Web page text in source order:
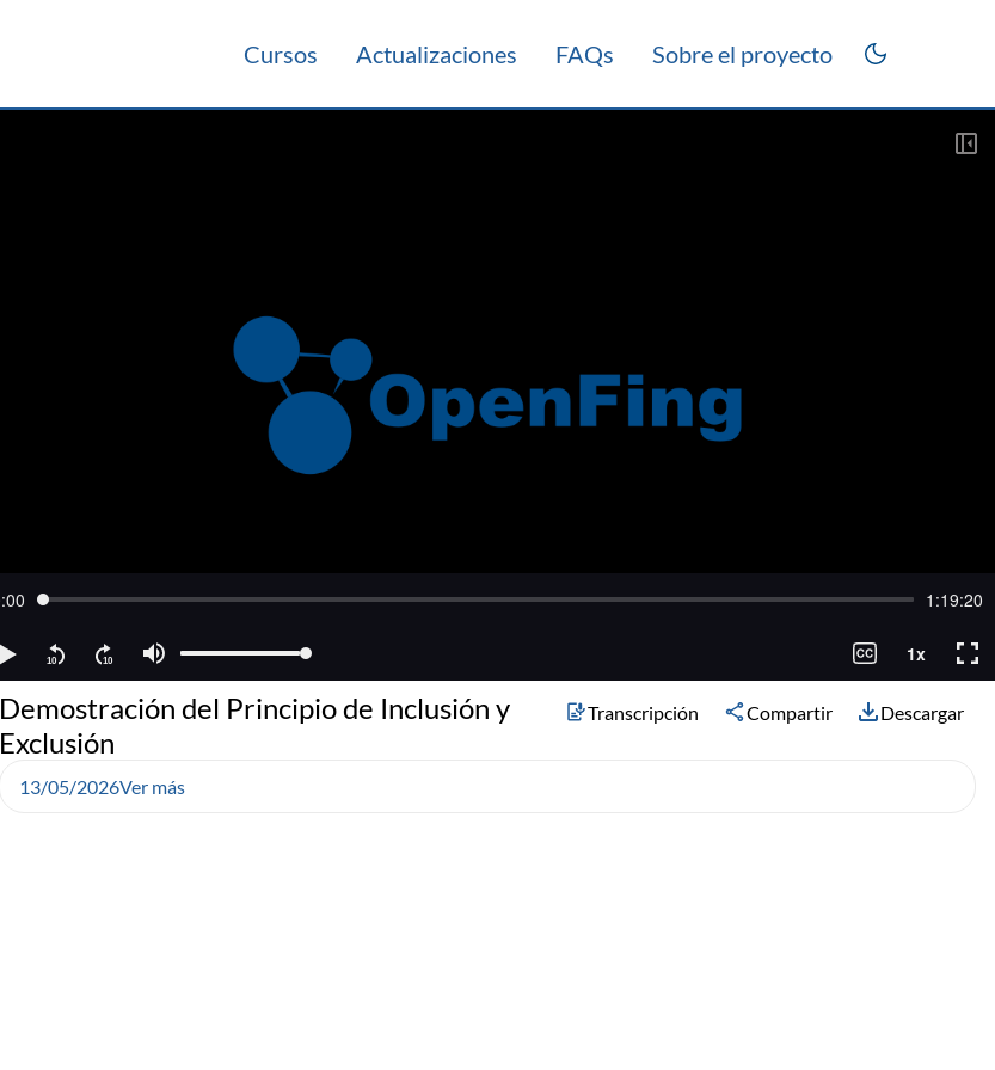
Cursos Actualizaciones FAQs Sobre el proyecto
Demostración del Principio de Inclusión y
Exclusión
Transcripción Compartir Descargar
13/05/2026Ver más